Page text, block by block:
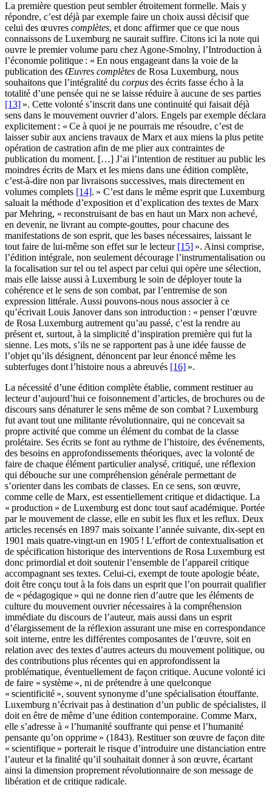
La première question peut sembler étroitement formelle. Mais y
répondre, c’est déjà par exemple faire un choix aussi décisif que
celui des œuvres complètes, et donc affirmer que ce que nous
connaissons de Luxemburg ne saurait suffire. Citons ici la note qui
ouvre le premier volume paru chez Agone-Smolny, l’Introduction à
l’économie politique : « En nous engageant dans la voie de la
publication des Œuvres complètes de Rosa Luxemburg, nous
souhaitons que l’intégralité du corpus des écrits fasse écho à la
totalité d’une pensée qui ne se laisse réduire à aucune de ses parties
[13] ». Cette volonté s’inscrit dans une continuité qui faisait déjà
sens dans le mouvement ouvrier d’alors. Engels par exemple déclara
explicitement : « Ce à quoi je ne pourrais me résoudre, c’est de
laisser subir aux anciens travaux de Marx et aux miens la plus petite
opération de castration afin de me plier aux contraintes de
publication du moment. […] J’ai l’intention de restituer au public les
moindres écrits de Marx et les miens dans une édition complète,
c’est-à-dire non par livraisons successives, mais directement en
volumes complets [14]. » C’est dans le même esprit que Luxemburg
saluait la méthode d’exposition et d’explication des textes de Marx
par Mehring, « reconstruisant de bas en haut un Marx non achevé,
en devenir, ne livrant au compte-gouttes, pour chacune des
manifestations de son esprit, que les bases nécessaires, laissant le
tout faire de lui-même son effet sur le lecteur [15] ». Ainsi comprise,
l’édition intégrale, non seulement décourage l’instrumentalisation ou
la focalisation sur tel ou tel aspect par celui qui opère une sélection,
mais elle laisse aussi à Luxemburg le soin de déployer toute la
cohérence et le sens de son combat, par l’entremise de son
expression littérale. Aussi pouvons-nous nous associer à ce
qu’écrivait Louis Janover dans son introduction : « penser l’œuvre
de Rosa Luxemburg autrement qu’au passé, c’est la rendre au
présent et, surtout, à la simplicité d’inspiration première qui fut la
sienne. Les mots, s’ils ne se rapportent pas à une idée fausse de
l’objet qu’ils désignent, dénoncent par leur énoncé même les
subterfuges dont l’histoire nous a abreuvés [16] ».
La nécessité d’une édition complète établie, comment restituer au
lecteur d’aujourd’hui ce foisonnement d’articles, de brochures ou de
discours sans dénaturer le sens même de son combat ? Luxemburg
fut avant tout une militante révolutionnaire, qui ne concevait sa
propre activité que comme un élément du combat de la classe
prolétaire. Ses écrits se font au rythme de l’histoire, des événements,
des besoins en approfondissements théoriques, avec la volonté de
faire de chaque élément particulier analysé, critiqué, une réflexion
qui débouche sur une compréhension générale permettant de
s’orienter dans les combats de classes. En ce sens, son œuvre,
comme celle de Marx, est essentiellement critique et didactique. La
« production » de Luxemburg est donc tout sauf académique. Portée
par le mouvement de classe, elle en subit les flux et les reflux. Deux
articles recensés en 1897 mais soixante l’année suivante, dix-sept en
1901 mais quatre-vingt-un en 1905 ! L’effort de contextualisation et
de spécification historique des interventions de Rosa Luxemburg est
donc primordial et doit soutenir l’ensemble de l’appareil critique
accompagnant ses textes. Celui-ci, exempt de toute apologie béate,
doit être conçu tout à la fois dans un esprit que l’on pourrait qualifier
de « pédagogique » qui ne donne rien d’autre que les éléments de
culture du mouvement ouvrier nécessaires à la compréhension
immédiate du discours de l’auteur, mais aussi dans un esprit
d’élargissement de la réflexion assurant une mise en correspondance
soit interne, entre les différentes composantes de l’œuvre, soit en
relation avec des textes d’autres acteurs du mouvement politique, ou
des contributions plus récentes qui en approfondissent la
problématique, éventuellement de façon critique. Aucune volonté ici
de faire « système », ni de prétendre à une quelconque
« scientificité », souvent synonyme d’une spécialisation étouffante.
Luxemburg n’écrivait pas à destination d’un public de spécialistes, il
doit en être de même d’une édition contemporaine. Comme Marx,
elle s’adresse à « l’humanité souffrante qui pense et l’humanité
pensante qu’on opprime » (1843). Restituer son œuvre de façon dite
« scientifique » porterait le risque d’introduire une distanciation entre
l’auteur et la finalité qu’il souhaitait donner à son œuvre, écartant
ainsi la dimension proprement révolutionnaire de son message de
libération et de critique radicale.